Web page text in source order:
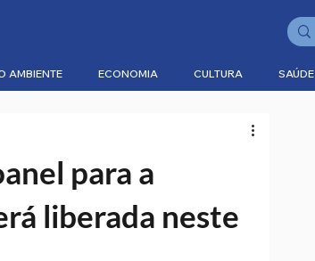
AMBIENTE ECONOMIA CULTURA SAÚDE
para a
liberada neste